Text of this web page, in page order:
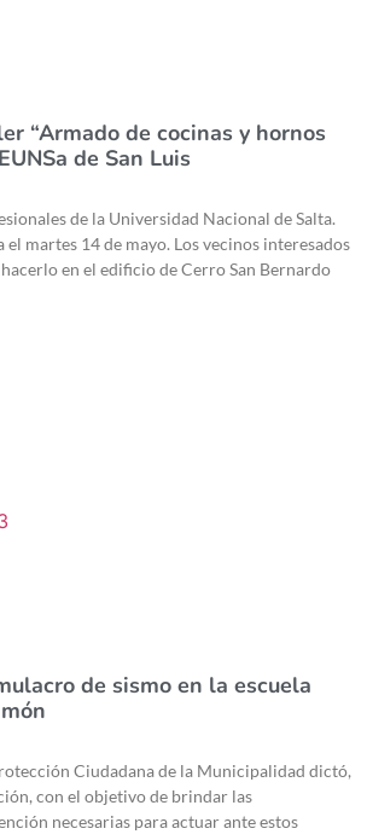
“Armado de cocinas y hornos
de San Luis
de la Universidad Nacional de Salta.
el martes 14 de mayo. Los vecinos interesados
en el edificio de Cerro San Bernardo
de sismo en la escuela
Ciudadana de la Municipalidad dictó,
con el objetivo de brindar las
necesarias para actuar ante estos